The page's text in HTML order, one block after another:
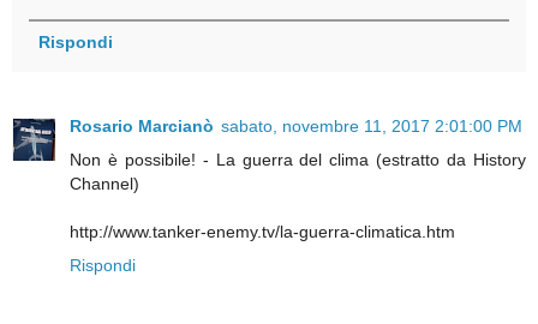
Rispondi
Rosario Marcianò sabato, novembre 11, 2017 2:01:00 PM
Non è possibile! - La guerra del clima (estratto da History
Channel)
http://www.tanker-enemy.tv/la-guerra-climatica.htm
Rispondi